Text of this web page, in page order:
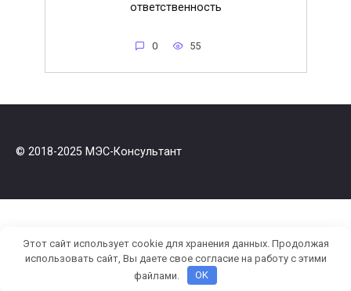
ответственность
0 55
© 2018-2025 МЭС-Консультант
Этот сайт использует cookie для хранения данных. Продолжая
использовать сайт, Вы даете свое согласие на работу с этими
файлами.
OK